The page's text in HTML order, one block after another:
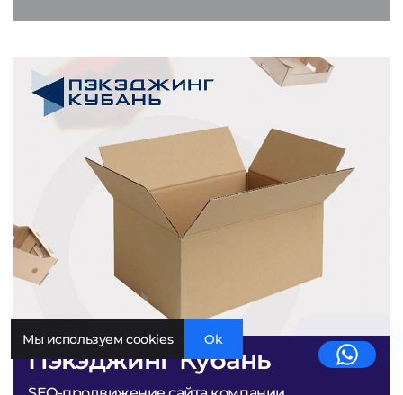
Пэкэджинг Кубань
Мы используем cookies Ok